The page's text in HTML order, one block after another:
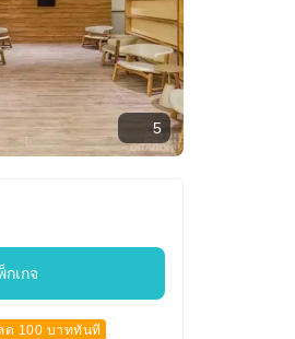
5
กเกจ
ด 100 บาททันที